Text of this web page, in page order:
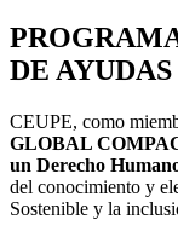
DE
CEUPE, como
GLOBAL
un Derecho
del conocimiento y
Sostenible y la